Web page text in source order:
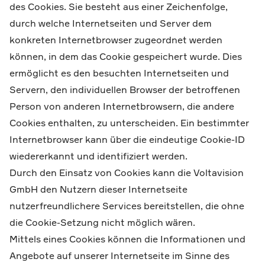
des Cookies. Sie besteht aus einer Zeichenfolge,
durch welche Internetseiten und Server dem
konkreten Internetbrowser zugeordnet werden
können, in dem das Cookie gespeichert wurde. Dies
ermöglicht es den besuchten Internetseiten und
Servern, den individuellen Browser der betroffenen
Person von anderen Internetbrowsern, die andere
Cookies enthalten, zu unterscheiden. Ein bestimmter
Internetbrowser kann über die eindeutige Cookie-ID
wiedererkannt und identifiziert werden.
Durch den Einsatz von Cookies kann die Voltavision
GmbH den Nutzern dieser Internetseite
nutzerfreundlichere Services bereitstellen, die ohne
die Cookie-Setzung nicht möglich wären.
Mittels eines Cookies können die Informationen und
Angebote auf unserer Internetseite im Sinne des